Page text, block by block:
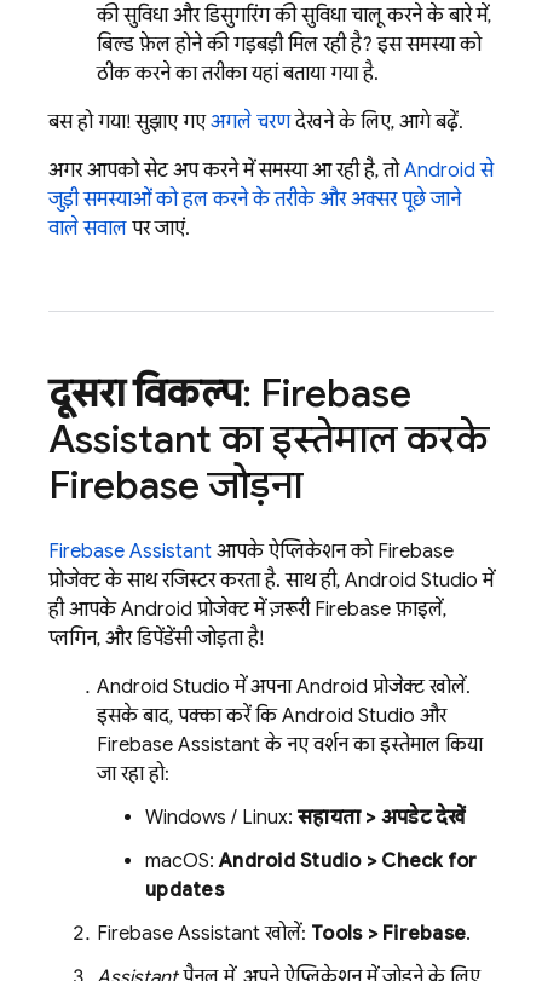
की सुविधा और डिसुगरिंग की सुविधा चालू करने के बारे में,
बिल्ड फ़ेल होने की गड़बड़ी मिल रही है? इस समस्या को
ठीक करने का तरीका यहां बताया गया है.
बस हो गया! सुझाए गएअगले चरणदेखने के लिए, आगे बढ़ें.
अगर आपको सेट अप करने में समस्या आ रही है, तोAndroid से
जुड़ी समस्याओं को हल करने के तरीके और अक्सर पूछे जाने
वाले सवाल पर जाएं.
दूसरा विकल्प: Firebase
Assistant का इस्तेमाल करके
Firebase जोड़ना
Firebase Assistant आपके ऐप्लिकेशन को Firebase
प्रोजेक्ट के साथ रजिस्टर करता है. साथ ही, Android Studio में
ही आपके Android प्रोजेक्ट में ज़रूरी Firebase फ़ाइलें,
प्लगिन, और डिपेंडेंसी जोड़ता है!
Android Studio में अपना Android प्रोजेक्ट खोलें.
इसके बाद, पक्का करें कि Android Studio और
Firebase Assistant के नए वर्शन का इस्तेमाल किया
जा रहा हो:
Windows / Linux: सहायता > अपडेट देखें
macOS:Android Studio > Check for
updates
Firebase Assistant खोलें: Tools > Firebase.